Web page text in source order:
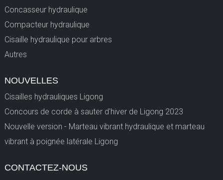
Concasseur hydraulique
Compacteur hydraulique
Cisaille hydraulique pour arbres
Autres
NOUVELLES
Cisailles hydrauliques Ligong
Concours de corde à sauter d'hiver de Ligong 2023
Nouvelle version - Marteau vibrant hydraulique et marteau
vibrant à poignée latérale Ligong
CONTACTEZ-NOUS